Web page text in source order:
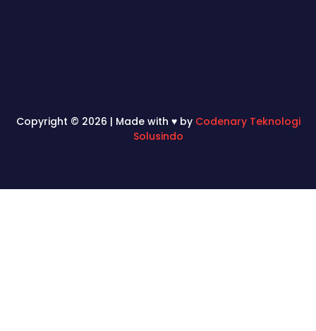
Copyright © 2026 | Made with ♥ by Codenary Teknologi
Solusindo